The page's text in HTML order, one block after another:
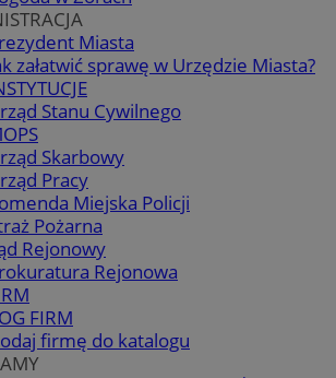
Miasta
załatwić sprawę w Urzędzie Miasta?
Stanu Cywilnego
Skarbowy
Pracy
Miejska Policji
Pożarna
Rejonowy
Rejonowa
FIRM
firmę do katalogu